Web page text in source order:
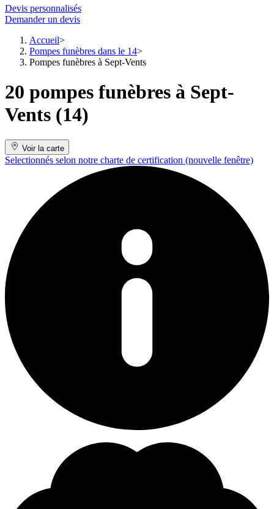
Devis personnalisés
Demander un devis
Accueil
Pompes funèbres dans le 14
Pompes funèbres à Sept-Vents
20 pompes funèbres à Sept-
Vents (14)
Voir la carte
Selectionnés selon notre charte de certification (nouvelle fenêtre)